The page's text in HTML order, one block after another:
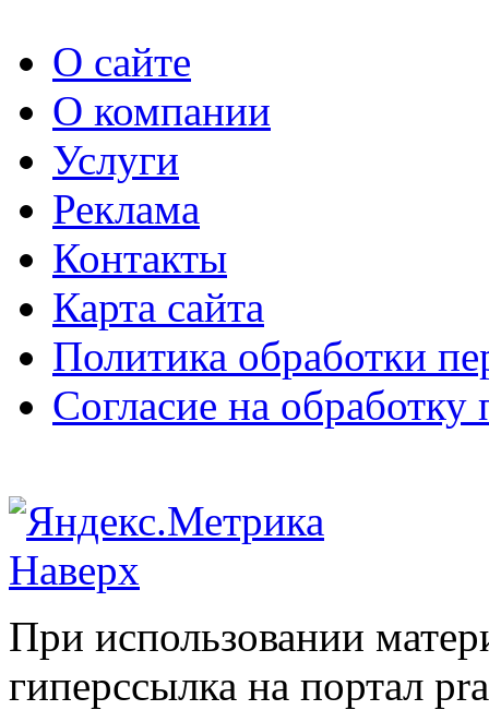
О сайте
О компании
Услуги
Реклама
Контакты
Карта сайта
Политика обработки
Согласие на
Наверх
При использовании
гиперссылка на портал